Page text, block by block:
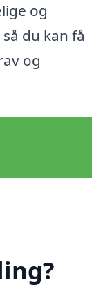
og
du kan få
og